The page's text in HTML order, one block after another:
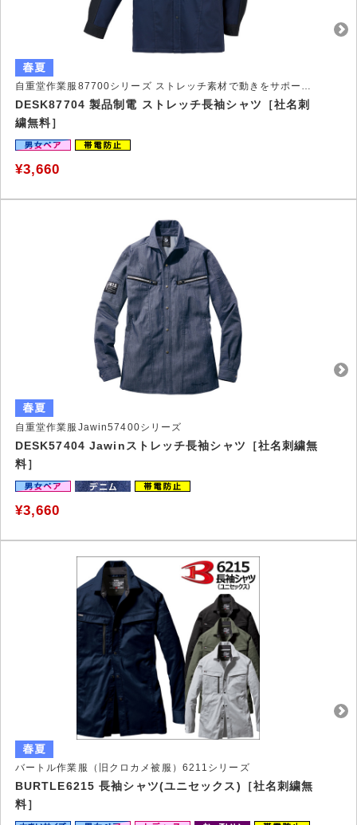
自重堂作業服87700シリーズ ストレッチ素材で動きをサポートする作業服
DESK87704 製品制電 ストレッチ長袖シャツ［社名刺
繍無料］
¥3,660
自重堂作業服Jawin57400シリーズ
DESK57404 Jawinストレッチ長袖シャツ［社名刺繍無
料］
¥3,660
バートル作業服（旧クロカメ被服）6211シリーズ
BURTLE6215 長袖シャツ(ユニセックス)［社名刺繍無
料］